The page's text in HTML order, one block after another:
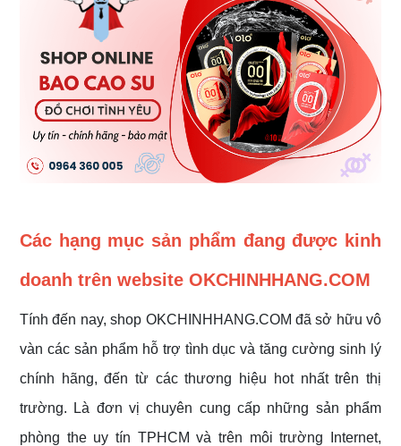
Các hạng mục sản phẩm đang được kinh
doanh trên website OKCHINHHANG.COM
Tính đến nay, shop OKCHINHHANG.COM đã sở hữu vô
vàn các sản phẩm hỗ trợ tình dục và tăng cường sinh lý
chính hãng, đến từ các thương hiệu hot nhất trên thị
trường. Là đơn vị chuyên cung cấp những sản phẩm
phòng the uy tín TPHCM và trên môi trường Internet,